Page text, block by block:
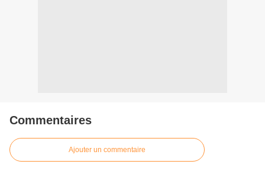
Commentaires
Ajouter un commentaire